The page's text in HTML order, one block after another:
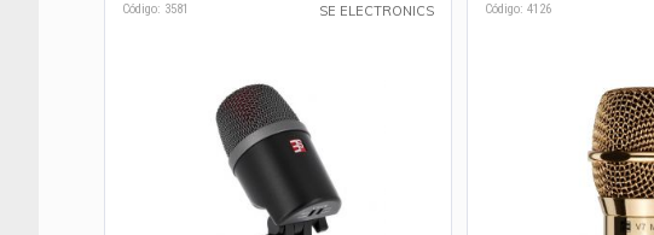
Código: 3581 SE ELECTRONICS Código: 4126